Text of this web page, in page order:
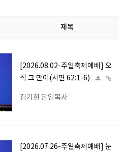
제목
[2026.08.02-주일축제예배] 오
직 그 만이(시편 62:1-6)
김기현 담임목사
[2026.07.26-주일축제예배] 눈